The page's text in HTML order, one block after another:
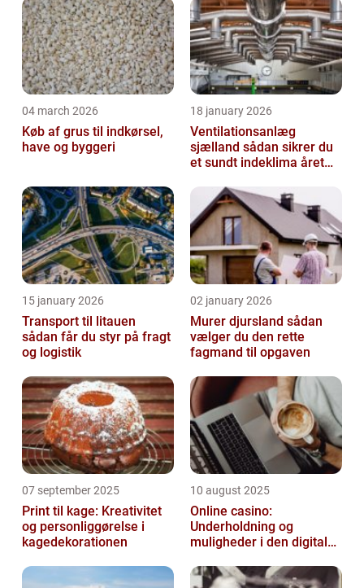
04 march 2026
Køb af grus til indkørsel,
have og byggeri
18 january 2026
Ventilationsanlæg
sjælland sådan sikrer du
et sundt indeklima året
15 january 2026
Transport til litauen
sådan får du styr på fragt
og logistik
02 january 2026
Murer djursland sådan
vælger du den rette
fagmand til opgaven
07 september 2025
Print til kage: Kreativitet
og personliggørelse i
kagedekorationen
10 august 2025
Online casino:
Underholdning og
muligheder i den digitale